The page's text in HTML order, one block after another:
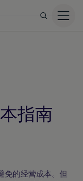
指南
免的经营成本。但